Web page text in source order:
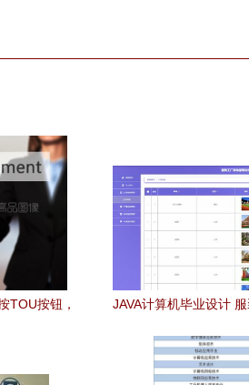
TOU按钮，
JAVA计算机毕业设计